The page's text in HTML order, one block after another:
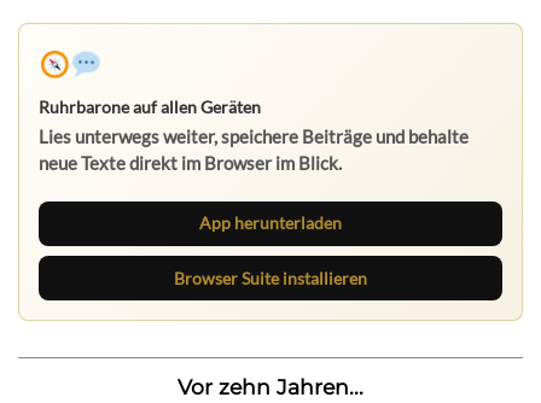
Ruhrbarone auf allen Geräten
Lies unterwegs weiter, speichere Beiträge und behalte
neue Texte direkt im Browser im Blick.
App herunterladen
Browser Suite installieren
Vor zehn Jahren...